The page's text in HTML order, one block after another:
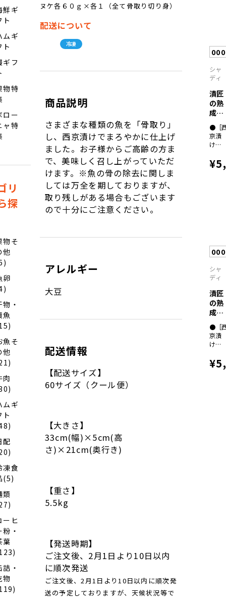
鮮ギ
ト
ムギ
ト
ギフ
物特
ロー
ャ特
リ
探
物そ
他
卵
物・
魚
魚そ
他
肉
ムギ
ト
配
凍食
(5)
類
ーヒ
粉・
葉
詰・
物
ヌケ各６０ｇ×各１（全て骨取り切り身）
配送について
冷凍
商品説明
さまざまな種類の魚を「骨取り」
し、西京漬けでまろやかに仕上げ
ました。お子様からご高齢の方ま
で、美味しく召し上がっていただ
けます。※魚の骨の除去に関しま
しては万全を期しておりますが、
取り残しがある場合もございます
ので十分にご注意ください。
アレルギー
大豆
配送情報
【配送サイズ】
60サイズ（クール便）
【大きさ】
33cm(幅)×5cm(高
さ)×21cm(奥行き)
【重さ】
5.5kg
【発送時期】
ご注文後、2月1日より10日以内
に順次発送
ご注文後、2月1日より10日以内に順次発
送の予定しておりますが、天候状況等で
て骨
取り
切り
身）
シャ
ディ
漬匠
の熟
成
鯛づ
く...
●［
京漬
け］
鯛・
赤甘
け］
真
鯛・
赤甘
鯛・
姫鯛
各６
０ｇ
×各
１
（全
て骨
切り
身）
シャ
ディ
漬匠
の熟
成
西京
漬...
●［
京漬
け］
ホッ
ケ・